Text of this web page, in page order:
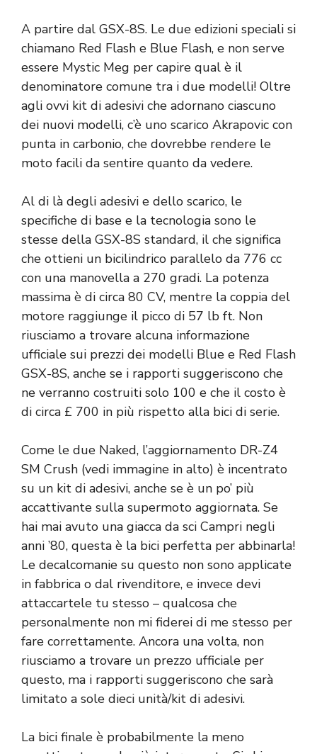
A partire dal GSX-8S. Le due edizioni speciali si
chiamano Red Flash e Blue Flash, e non serve
essere Mystic Meg per capire qual è il
denominatore comune tra i due modelli! Oltre
agli ovvi kit di adesivi che adornano ciascuno
dei nuovi modelli, c’è uno scarico Akrapovic con
punta in carbonio, che dovrebbe rendere le
moto facili da sentire quanto da vedere.
Al di là degli adesivi e dello scarico, le
specifiche di base e la tecnologia sono le
stesse della GSX-8S standard, il che significa
che ottieni un bicilindrico parallelo da 776 cc
con una manovella a 270 gradi. La potenza
massima è di circa 80 CV, mentre la coppia del
motore raggiunge il picco di 57 lb ft. Non
riusciamo a trovare alcuna informazione
ufficiale sui prezzi dei modelli Blue e Red Flash
GSX-8S, anche se i rapporti suggeriscono che
ne verranno costruiti solo 100 e che il costo è
di circa £ 700 in più rispetto alla bici di serie.
Come le due Naked, l’aggiornamento DR-Z4
SM Crush (vedi immagine in alto) è incentrato
su un kit di adesivi, anche se è un po’ più
accattivante sulla supermoto aggiornata. Se
hai mai avuto una giacca da sci Campri negli
anni ’80, questa è la bici perfetta per abbinarla!
Le decalcomanie su questo non sono applicate
in fabbrica o dal rivenditore, e invece devi
attaccartele tu stesso – qualcosa che
personalmente non mi fiderei di me stesso per
fare correttamente. Ancora una volta, non
riusciamo a trovare un prezzo ufficiale per
questo, ma i rapporti suggeriscono che sarà
limitato a sole dieci unità/kit di adesivi.
La bici finale è probabilmente la meno